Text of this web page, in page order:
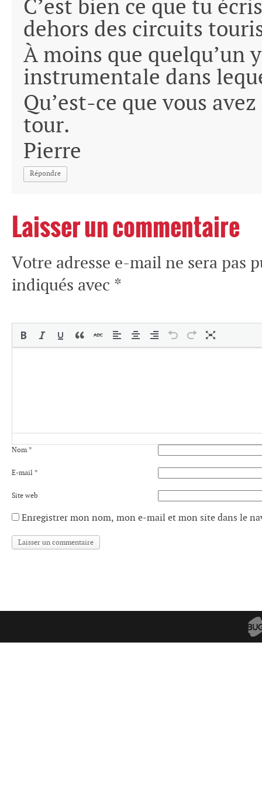
C’est bien ce que tu
dehors des circuits
À moins que quelqu’un
instrumentale dans
Qu’est-ce que vous
tour.
Pierre
Répondre
Laisser un commentaire
Votre adresse e-mail ne sera pas
indiqués avec *
Nom*
E-mail *
Site web
Enregistrer mon nom, mon e-mail et mon site dans le